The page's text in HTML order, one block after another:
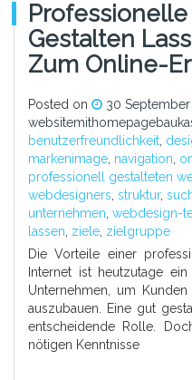
Gestalten
Zum Online-
Posted on 30
benutzerfreundlichkeit
markenimage navigation
professionell gestalteten
webdesigners struktur,
unternehmen webdesign-
lassen ziele zielgruppe
Die Vorteile einer
Internet ist heutzutage
Unternehmen, um
auszubauen. Eine gut
entscheidende Rolle.
nötigen Kenntnisse